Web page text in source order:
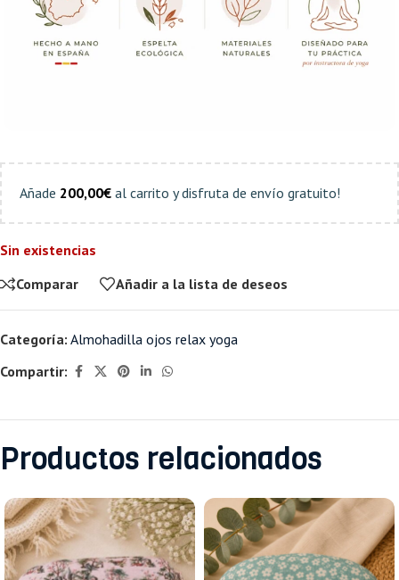
Añade 200,00€ al carrito y disfruta de envío gratuito!
Sin existencias
Comparar
Añadir a la lista de deseos
Categoría: Almohadilla ojos relax yoga
Compartir:
Productos relacionados